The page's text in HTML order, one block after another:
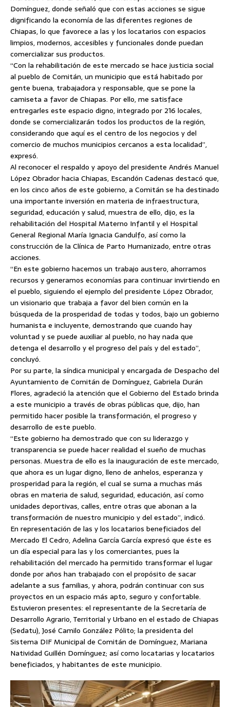
Domínguez, donde señaló que con estas acciones se sigue
dignificando la economía de las diferentes regiones de
Chiapas, lo que favorece a las y los locatarios con espacios
limpios, modernos, accesibles y funcionales donde puedan
comercializar sus productos.
“Con la rehabilitación de este mercado se hace justicia social
al pueblo de Comitán, un municipio que está habitado por
gente buena, trabajadora y responsable, que se pone la
camiseta a favor de Chiapas. Por ello, me satisface
entregarles este espacio digno, integrado por 216 locales,
donde se comercializarán todos los productos de la región,
considerando que aquí es el centro de los negocios y del
comercio de muchos municipios cercanos a esta localidad”,
expresó.
Al reconocer el respaldo y apoyo del presidente Andrés Manuel
López Obrador hacia Chiapas, Escandón Cadenas destacó que,
en los cinco años de este gobierno, a Comitán se ha destinado
una importante inversión en materia de infraestructura,
seguridad, educación y salud, muestra de ello, dijo, es la
rehabilitación del Hospital Materno Infantil y el Hospital
General Regional María Ignacia Gandulfo, así como la
construcción de la Clínica de Parto Humanizado, entre otras
acciones.
“En este gobierno hacemos un trabajo austero, ahorramos
recursos y generamos economías para continuar invirtiendo en
el pueblo, siguiendo el ejemplo del presidente López Obrador,
un visionario que trabaja a favor del bien común en la
búsqueda de la prosperidad de todas y todos, bajo un gobierno
humanista e incluyente, demostrando que cuando hay
voluntad y se puede auxiliar al pueblo, no hay nada que
detenga el desarrollo y el progreso del país y del estado”,
concluyó.
Por su parte, la síndica municipal y encargada de Despacho del
Ayuntamiento de Comitán de Domínguez, Gabriela Durán
Flores, agradeció la atención que el Gobierno del Estado brinda
a este municipio a través de obras públicas que, dijo, han
permitido hacer posible la transformación, el progreso y
desarrollo de este pueblo.
“Este gobierno ha demostrado que con su liderazgo y
transparencia se puede hacer realidad el sueño de muchas
personas. Muestra de ello es la inauguración de este mercado,
que ahora es un lugar digno, lleno de anhelos, esperanza y
prosperidad para la región, el cual se suma a muchas más
obras en materia de salud, seguridad, educación, así como
unidades deportivas, calles, entre otras que abonan a la
transformación de nuestro municipio y del estado”, indicó.
En representación de las y los locatarios beneficiados del
Mercado El Cedro, Adelina García García expresó que éste es
un día especial para las y los comerciantes, pues la
rehabilitación del mercado ha permitido transformar el lugar
donde por años han trabajado con el propósito de sacar
adelante a sus familias, y ahora, podrán continuar con sus
proyectos en un espacio más apto, seguro y confortable.
Estuvieron presentes: el representante de la Secretaría de
Desarrollo Agrario, Territorial y Urbano en el estado de Chiapas
(Sedatu), José Camilo González Pólito; la presidenta del
Sistema DIF Municipal de Comitán de Domínguez, Mariana
Natividad Guillén Domínguez; así como locatarias y locatarios
beneficiados, y habitantes de este municipio.